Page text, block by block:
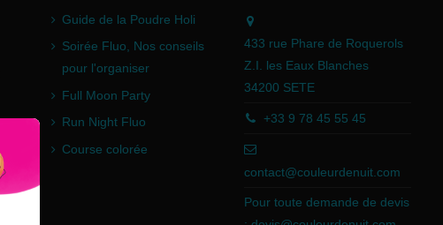
Guide de la Poudre Holi
Soirée Fluo, Nos conseils
pour l'organiser
Full Moon Party
Run Night Fluo
Course colorée
433 rue Phare de Roquerols
Z.I. les Eaux Blanches
34200 SETE
+33 9 78 45 55 45
contact@couleurdenuit.com
Pour toute demande de devis